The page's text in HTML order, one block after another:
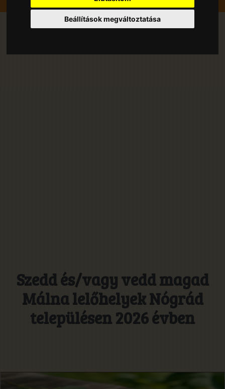
Beállítások megváltoztatása
Szedd és/vagy vedd magad
Málna lelőhelyek Nógrád
településen 2026 évben